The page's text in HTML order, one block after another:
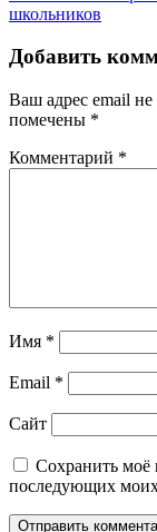
по
школьников
Добавить
Ваш адрес email не
помечены *
Комментарий *
Имя *
Email *
Сайт
Сохранить моё
последующих